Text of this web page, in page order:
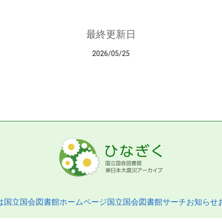
最終更新日
2026/05/25
国立国会図書館ホームページ国立国会図書館サーチお知らせ